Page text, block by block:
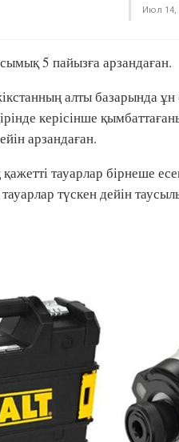
Июл 14,
5 пайызға арзандаған.
алты базарында
керісінше
арзандаған.
тауарлар бірнеше
түскен дейін